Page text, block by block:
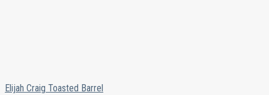
Elijah Craig Toasted Barrel